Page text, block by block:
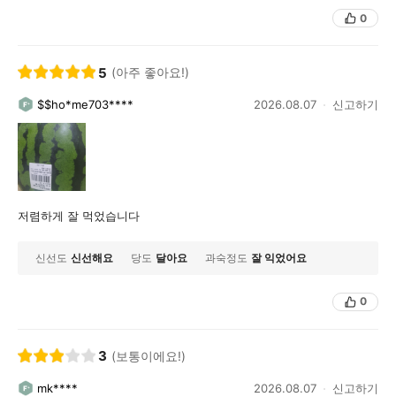
0
5 (아주 좋아요!)
$$ho*me703**** 2026.08.07 신고하기
저렴하게 잘 먹었습니다
신선도 신선해요 당도 달아요 과숙정도 잘 익었어요
0
3 (보통이에요!)
mk**** 2026.08.07 신고하기